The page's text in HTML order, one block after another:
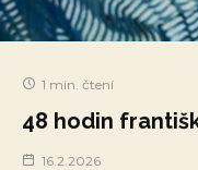
1 min. čtení
48 hodin
16.2.2026